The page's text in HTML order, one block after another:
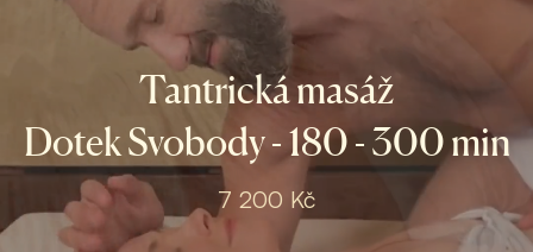
Tantrická masáž
Dotek Svobody - 180 - 300 min
7 200 Kč